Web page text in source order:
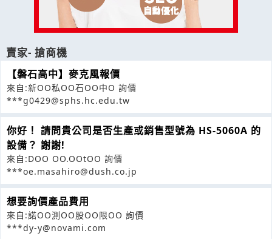
賣家- 搶商機
【磐石高中】麥克風報價
來自:新OO私OO石OO中O 詢價
***g0429@sphs.hc.edu.tw
你好！ 請問貴公司是否生產或銷售型號為 HS-5060A 的
設備？ 謝謝!
來自:DOO OO.OOtOO 詢價
***oe.masahiro@dush.co.jp
想要詢價產品費用
來自:諾OO測OO股OO限OO 詢價
***dy-y@novami.com